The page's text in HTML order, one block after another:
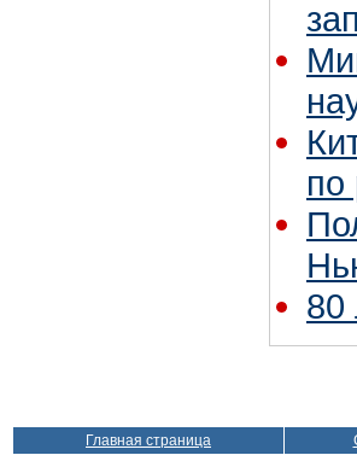
по
80
Главная страница